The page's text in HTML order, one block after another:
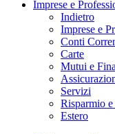
Imprese e
Indietro
Imprese e
Conti
Carte
Mutui e
Servizi
Risparmio
Estero